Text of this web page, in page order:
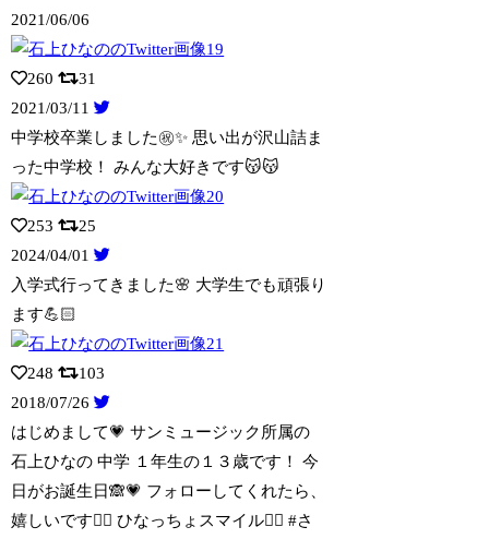
2021/06/06
260
31
2021/03/11
中学校卒業しました㊗️✨ 思い出が沢山詰ま
った中学校！ みんな大好きです😽😽
253
25
2024/04/01
入学式行ってきました🌸 大学生でも頑張り
ます💪🏻
248
103
2018/07/26
はじめまして💗 サンミュージック所属の
石上ひなの 中学 １年生の１３歳です！今
日がお誕生日🙈💗 フォローしてくれたら、
嬉しいです✌🏻️ ひなっちょスマイル✌🏻️ #さ